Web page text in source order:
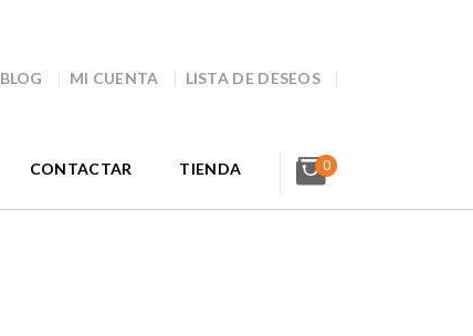
BLOG MI CUENTA LISTA DE DESEOS
CONTACTAR TIENDA 0